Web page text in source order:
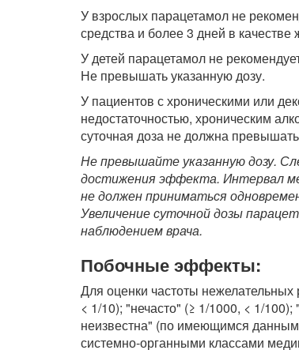
У взрослых парацетамол не
средства и более 3 дней в
У детей парацетамол не
Не превышать указанную дозу.
У пациентов с хроническими или
недостаточностью, хроническим
суточная доза не должна превышать
Не превышайте указанную дозу.
достижения эффекта. Интервал
не должен приниматься
Увеличение суточнойдозы
наблюдением врача.
Побочные эффекты:
Для оценки частоты
< 1/10); "нечасто" (≥ 1/1000, < 1/
неизвестна" (по имеющимся данным
системно-органными классами